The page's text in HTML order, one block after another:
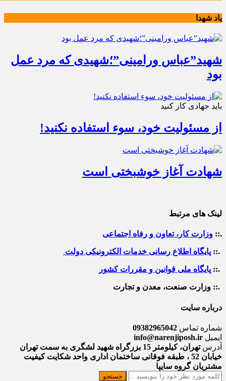
یاد شهدا
شهید”عباس ورامینی”؛شهیدی که مرد عمل
بود
باید جهادی کار کنید
از مسئولیت خود، سوء استفاده نکنید!
شهادت آغاز خوشبختی است
لینک های مرتبط
.:: وزارت کار، تعاون و رفاه اجتماعی
.:: پایگاه اطلاع رسانی خدمات الکترونیکی دولت
.:: پایگاه ملی قوانین و مقررات کشور
.:: وزارت صنعت، معدن و تجارت
درباره سایت
شماره تماس 09382965042
ایمیل info@narenjiposh.ir
آدرس
تهران، کیلومتر 15 بزرگراه شهید لشگری به سمت تهران
خیابان 52 ، طبقه فوقانی ساختمان اداری واحد شکایت کیفیت
مشتریان گروه سایپا
جستجو